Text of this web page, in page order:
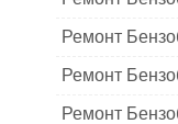
Ремонт
Ремонт
Ремонт